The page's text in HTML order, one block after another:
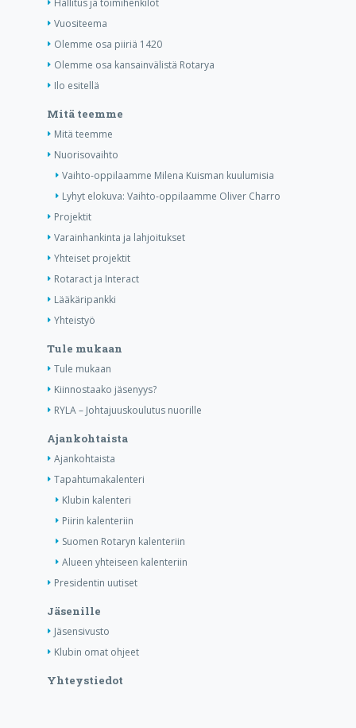
Hallitus ja toimihenkilöt
Vuositeema
Olemme osa piiriä 1420
Olemme osa kansainvälistä Rotarya
Ilo esitellä
Mitä teemme
Mitä teemme
Nuorisovaihto
Vaihto-oppilaamme Milena Kuisman kuulumisia
Lyhyt elokuva: Vaihto-oppilaamme Oliver Charro
Projektit
Varainhankinta ja lahjoitukset
Yhteiset projektit
Rotaract ja Interact
Lääkäripankki
Yhteistyö
Tule mukaan
Tule mukaan
Kiinnostaako jäsenyys?
RYLA – Johtajuuskoulutus nuorille
Ajankohtaista
Ajankohtaista
Tapahtumakalenteri
Klubin kalenteri
Piirin kalenteriin
Suomen Rotaryn kalenteriin
Alueen yhteiseen kalenteriin
Presidentin uutiset
Jäsenille
Jäsensivusto
Klubin omat ohjeet
Yhteystiedot